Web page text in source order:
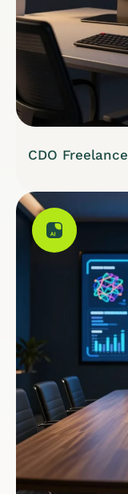
CDO Freelance